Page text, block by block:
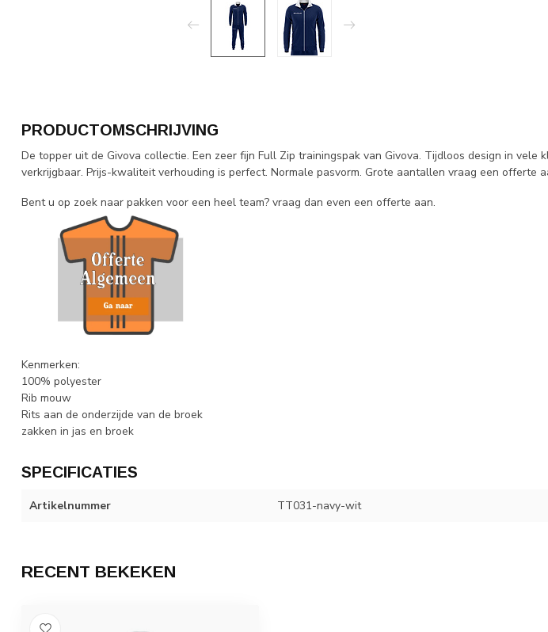
PRODUCTOMSCHRIJVING
De topper uit de Givova collectie. Een zeer fijn Full Zip trainingspak van Givova. Tijdloos design in vele
verkrijgbaar. Prijs-kwaliteit verhouding is perfect. Normale pasvorm. Grote aantallen vraag een offerte
Bent u op zoek naar pakken voor een heel team? vraag dan even een offerte aan.
Kenmerken:
100% polyester
Rib mouw
Rits aan de onderzijde van de broek
zakken in jas en broek
SPECIFICATIES
Artikelnummer TT031-navy-wit
RECENT BEKEKEN